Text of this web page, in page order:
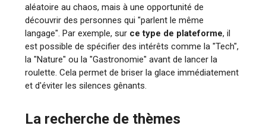
aléatoire au chaos, mais à une opportunité de
découvrir des personnes qui "parlent le même
langage". Par exemple, sur ce type de plateforme, il
est possible de spécifier des intérêts comme la "Tech",
la "Nature" ou la "Gastronomie" avant de lancer la
roulette. Cela permet de briser la glace immédiatement
et d'éviter les silences gênants.
La recherche de thèmes